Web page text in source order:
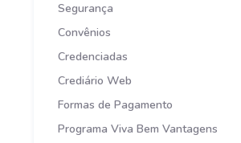
Segurança
Convênios
Credenciadas
Crediário Web
Formas de Pagamento
Programa Viva Bem Vantagens